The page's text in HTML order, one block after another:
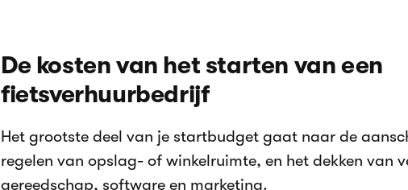
De kosten van het starten van een
fietsverhuurbedrijf
Het grootste deel van je startbudget gaat naar de
regelen van opslag- of winkelruimte, en het dekken van
gereedschap, software en marketing.